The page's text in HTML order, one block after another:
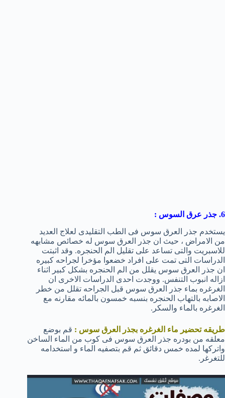
6. جذر عرق السوس :
يستخدم جذر العرق سوس فى الطب التقليدى لعلاج العديد
من الامراض ، حيث ان جذر العرق سوس له خصائص مشابهه
للاسبريت والتى تساعد على تقليل الم الحنجره. وقد اثبتت
الدراسات التى تمت على افراد خضعوا مؤخرا لجراحه كبيره
ان جذر العرق سوس يقلل من الم الحنجره بشكل كبير اثناء
ازاله انبوب التنفس. ووجدت احدى الدراسات الاخرى ان
الغرغره بماء جذر العرق سوس قبل الجراحه تقلل من خطر
الاصابه بالتهاب الحنجره بنسبه خمسون بالمائه مقارنه مع
الغرغره بالماء والسكر.
طريقه تحضير ماء الغرغره بجذر العرق سوس : قم بوضع
معلقه من بودره جذر العرق سوس فى كوب من الماء الساخن
واتركها لمده خمس دقائق ثم قم بتصفيه الماء و استخدامه
للتغرغر.